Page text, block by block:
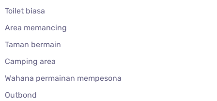
Toilet biasa
Area memancing
Taman bermain
Camping area
Wahana permainan mempesona
Outbond